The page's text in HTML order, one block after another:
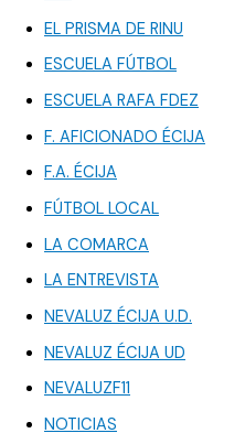
EL PRISMA DE RINU
ESCUELA FÚTBOL
ESCUELA RAFA FDEZ
F. AFICIONADO ÉCIJA
F.A. ÉCIJA
FÚTBOL LOCAL
LA COMARCA
LA ENTREVISTA
NEVALUZ ÉCIJA U.D.
NEVALUZ ÉCIJA UD
NEVALUZF11
NOTICIAS